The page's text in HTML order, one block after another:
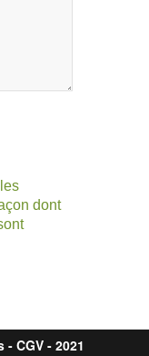
dont
- CGV- 2021